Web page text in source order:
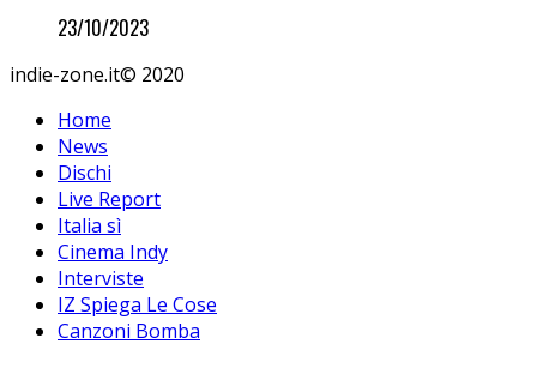
23/10/2023
indie-zone.it© 2020
Home
News
Dischi
Live Report
Italia sì
Cinema Indy
Interviste
IZ Spiega Le Cose
Canzoni Bomba